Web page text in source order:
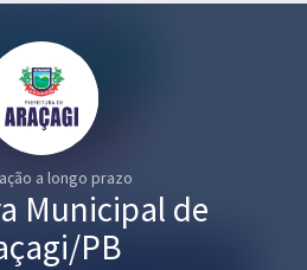
a longo prazo
Municipal de
PB